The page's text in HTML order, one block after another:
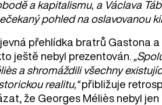
a kapitalismu, a Václava
pohled na oslavovanou
přehlídka bratrů Gastona
ještě nebyl prezentován.
a shromáždili všechny
realitu,“přibližuje
že Georges Méliès nebyl